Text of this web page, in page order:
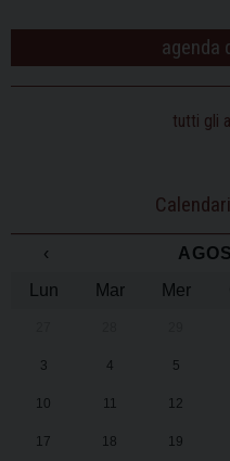
agenda
tutti gli
‹
Lun
Mar Mer
3 4 5
10 11 12
17 18 19